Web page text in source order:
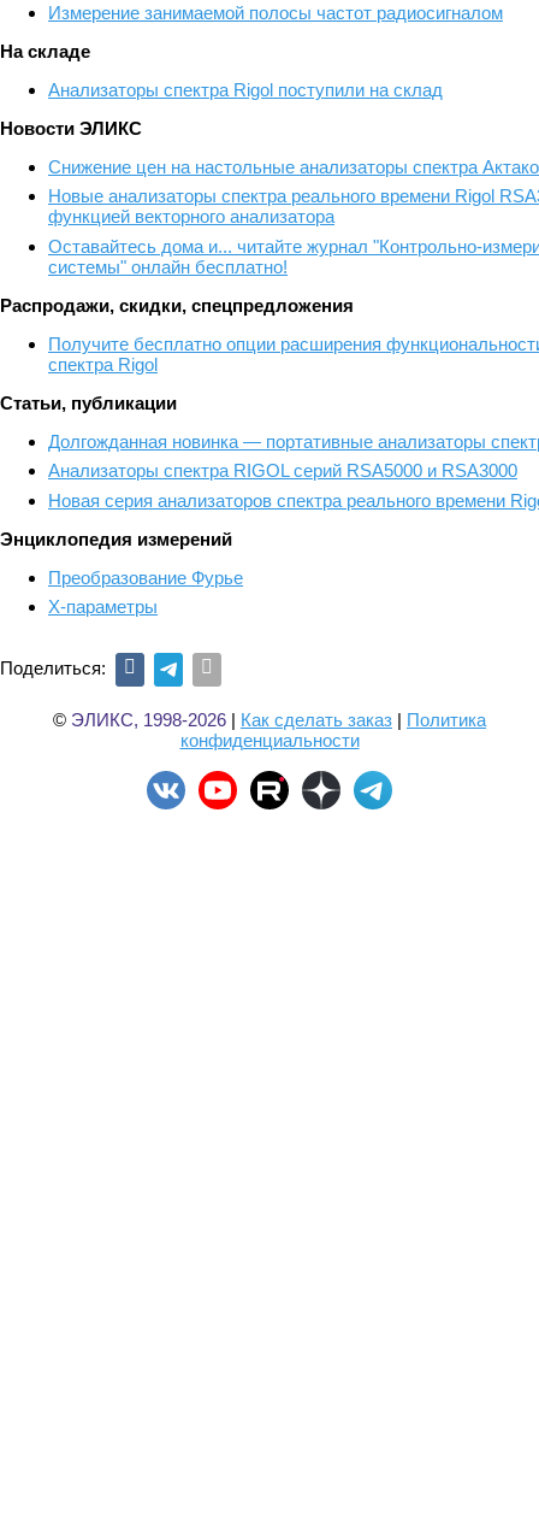
Измерение занимаемой полосы частот радиосигналом
На складе
Анализаторы спектра Rigol поступили на склад
Новости ЭЛИКС
Снижение цен на настольные анализаторы спектра
Новые анализаторы спектра реального времени Rigol
функцией векторного анализатора
Оставайтесь дома и... читайте журнал "Контрольно-
системы" онлайн бесплатно!
Распродажи, скидки, спецпредложения
Получите бесплатно опции расширения
спектра Rigol
Статьи, публикации
Долгожданная новинка — портативные анализаторы
Анализаторы спектра RIGOL серий RSA5000 и RSA3000
Новая серия анализаторов спектра реального времени
Энциклопедия измерений
Преобразование Фурье
X-параметры
Поделиться:
© ЭЛИКС, 1998-2026 | Как сделать заказ | Политика
конфиденциальности